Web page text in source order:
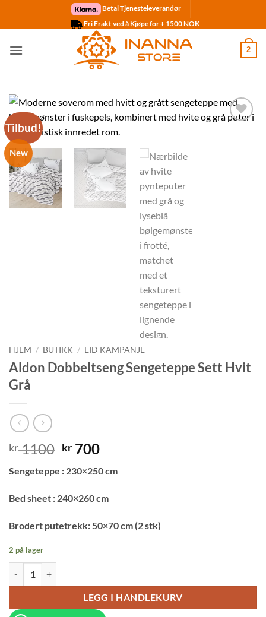
Betal Tjenesteleverandør
Fri Frakt ved å Kjøpe for + 1500 NOK
2
Tilbud!
New
HJEM / BUTIKK / EID KAMPANJE
Aldon Dobbeltseng Sengeteppe Sett Hvit
Grå
kr1100 Opprinnelig
var:
kr 1100.
kr 700Nåværende
er:
Sengeteppe : 230×250 cm
Bed sheet : 240×260 cm
Brodert putetrekk: 50×70 cm (2 stk)
2 på lager
LEGG I HANDLEKURV